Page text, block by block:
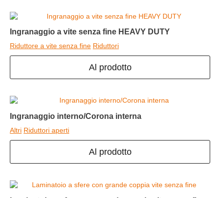
Ingranaggio a vite senza fine HEAVY DUTY
Riduttore a vite senza fine Riduttori
Al prodotto
Ingranaggio interno/Corona interna
Altri Riduttori aperti
Al prodotto